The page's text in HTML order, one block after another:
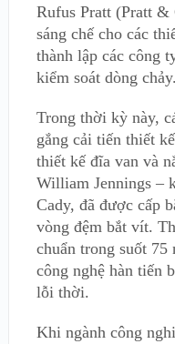
Rufus Pratt (Pratt &
sáng chế cho các
thành lập các công
kiểm soát dòng chảy.
Trong thời kỳ này,
gắng cải tiến thiết
thiết kế đĩa van và
William Jennings –
Cady, đã được cấp
vòng đệm bắt vít.
chuẩn trong suốt 75
công nghệ hàn tiến
lỗi thời.
Khi ngành công